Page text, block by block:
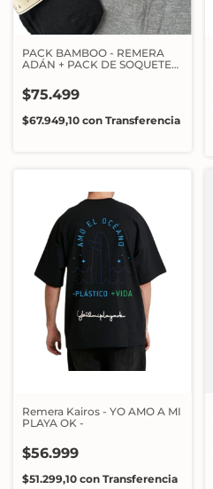
PACK BAMBOO - REMERA
ADÁN + PACK DE SOQUETES
$75.499
$67.949,10 con Transferencia
Remera Kairos - YO AMO A MI
PLAYA OK -
$56.999
$51.299,10 con Transferencia